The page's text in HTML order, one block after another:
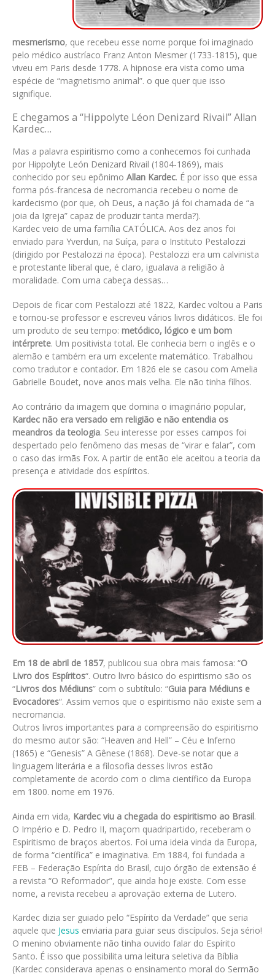
mesmerismo, que recebeu esse nome porque foi imaginado
pelo médico austríaco Franz Anton Mesmer (1733-1815), que
viveu em Paris desde 1778. A hipnose era vista como uma
espécie de “magnetismo animal”. o que quer que isso
signifique.
E chegamos a “Hippolyte Léon Denizard Rivail” Allan
Kardec…
Mas a palavra espiritismo como a conhecemos foi cunhada
por Hippolyte León Denizard Rivail (1804-1869), mais
conhecido por seu epônimo Allan Kardec. É por isso que essa
forma pós-francesa de necromancia recebeu o nome de
kardecismo (por que, oh Deus, a nação já foi chamada de “a
joia da Igreja” capaz de produzir tanta merda?).
Kardec veio de uma família CATÓLICA. Aos dez anos foi
enviado para Yverdun, na Suíça, para o Instituto Pestalozzi
(dirigido por Pestalozzi na época). Pestalozzi era um calvinista
e protestante liberal que, é claro, igualava a religião à
moralidade. Com uma cabeça dessas…
Depois de ficar com Pestalozzi até 1822, Kardec voltou a Paris
e tornou-se professor e escreveu vários livros didáticos. Ele foi
um produto de seu tempo: metódico, lógico e um bom
intérprete. Um positivista total. Ele conhecia bem o inglês e o
alemão e também era um excelente matemático. Trabalhou
como tradutor e contador. Em 1826 ele se casou com Amelia
Gabrielle Boudet, nove anos mais velha. Ele não tinha filhos.
Ao contrário da imagem que domina o imaginário popular,
Kardec não era versado em religião e não entendia os
meandros da teologia. Seu interesse por esses campos foi
despertado pelo fenômeno das mesas de “virar e falar”, com
o caso das irmãs Fox. A partir de então ele aceitou a teoria da
presença e atividade dos espíritos.
Em 18 de abril de 1857, publicou sua obra mais famosa: “O
Livro dos Espíritos“. Outro livro básico do espiritismo são os
“Livros dos Médiuns” com o subtítulo: “Guia para Médiuns e
Evocadores“. Assim vemos que o espiritismo não existe sem a
necromancia.
Outros livros importantes para a compreensão do espiritismo
do mesmo autor são: “Heaven and Hell” – Céu e Inferno
(1865) e “Genesis” A Gênese (1868). Deve-se notar que a
linguagem literária e a filosofia desses livros estão
completamente de acordo com o clima científico da Europa
em 1800. nome em 1976.
Ainda em vida, Kardec viu a chegada do espiritismo ao Brasil.
O Império e D. Pedro II, maçom quadripartido, receberam o
Espiritismo de braços abertos. Foi uma ideia vinda da Europa,
de forma “científica” e imaginativa. Em 1884, foi fundada a
FEB – Federação Espírita do Brasil, cujo órgão de extensão é
a revista “O Reformador”, que ainda hoje existe. Com esse
nome, a revista recebeu a aprovação externa de Lutero.
Kardec dizia ser guiado pelo “Espírito da Verdade” que seria
aquele que Jesus enviaria para guiar seus discípulos. Seja sério!
O menino obviamente não tinha ouvido falar do Espírito
Santo. É isso que possibilita uma leitura seletiva da Bíblia
(Kardec considerava apenas o ensinamento moral do Sermão